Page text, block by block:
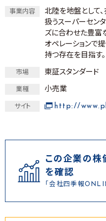
事業内容
北陸を地盤として
扱うスーパーセン
ズに合わせた豊富
オペレーションで
持つ存在を目指す。
市場 東証スタンダード
業種 小売業
サイト http://
この企業の株
を確認
「会社四季報